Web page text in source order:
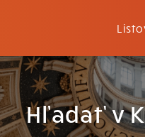
Hľadať v